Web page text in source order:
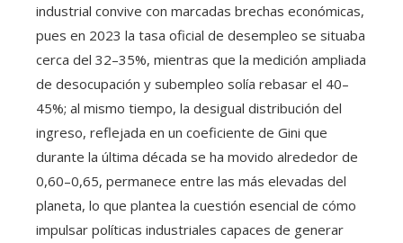
industrial convive con marcadas brechas económicas,
pues en 2023 la tasa oficial de desempleo se situaba
cerca del 32–35%, mientras que la medición ampliada
de desocupación y subempleo solía rebasar el 40–
45%; al mismo tiempo, la desigual distribución del
ingreso, reflejada en un coeficiente de Gini que
durante la última década se ha movido alrededor de
0,60–0,65, permanece entre las más elevadas del
planeta, lo que plantea la cuestión esencial de cómo
impulsar políticas industriales capaces de generar